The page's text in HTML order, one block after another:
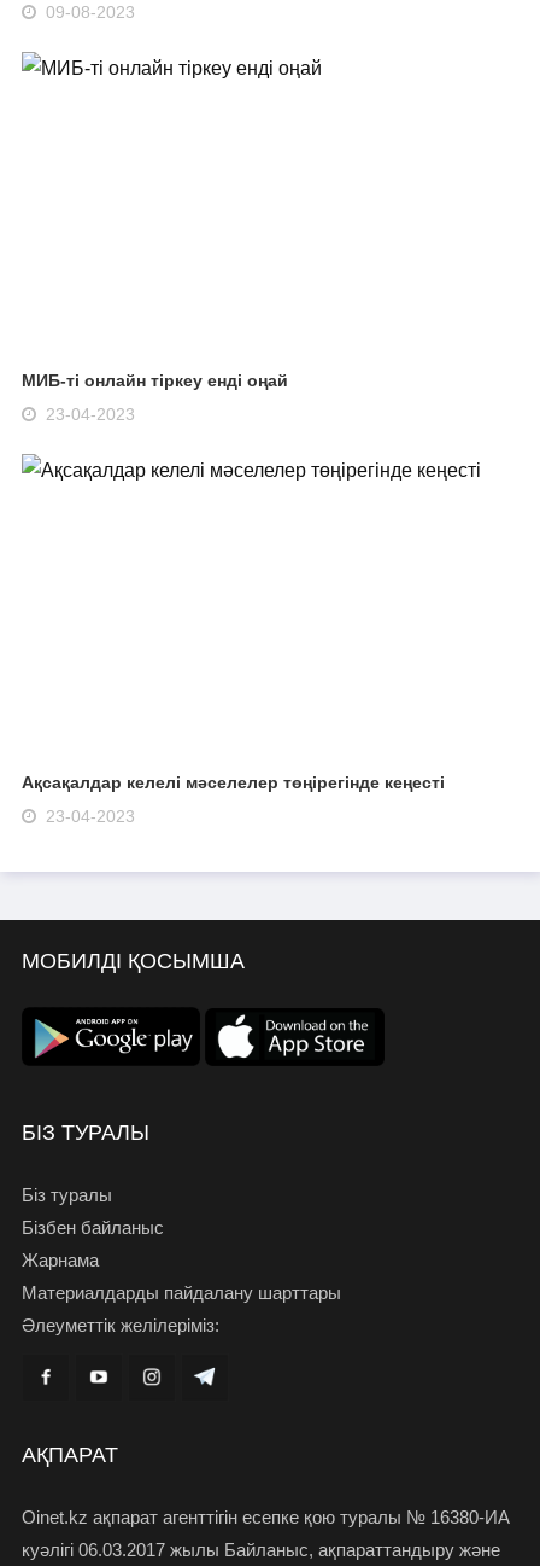
09-08-2023
МИБ-ті онлайн тіркеу енді оңай
23-04-2023
Ақсақалдар келелі мәселелер төңірегінде кеңесті
23-04-2023
МОБИЛДІ ҚОСЫМША
БІЗ ТУРАЛЫ
Біз туралы
Бізбен байланыс
Жарнама
Материалдарды пайдалану шарттары
Әлеуметтік желілеріміз:
АҚПАРАТ
Oinet.kz ақпарат агенттігін есепке қою туралы № 16380-ИА
куәлігі 06.03.2017 жылы Байланыс, ақпараттандыру және